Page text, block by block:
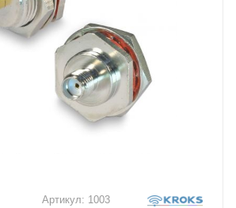
Артикул: 1003